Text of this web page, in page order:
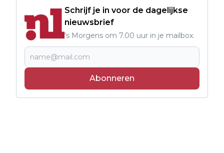
Schrijf je in voor de dagelijkse
nieuwsbrief
's Morgens om 7.00 uur in je mailbox.
Abonneren